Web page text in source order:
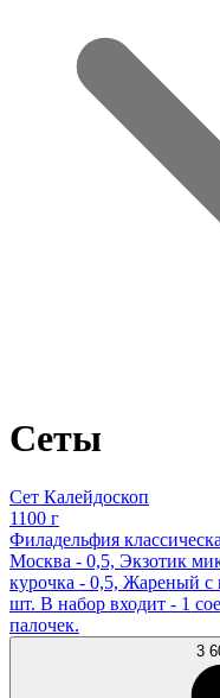
Сеты
Сет Калейдоскоп
1100 г
Филадельфия
Москва - 0,5, Экзотик
курочка - 0,5, Жареный с
шт. В набор входит - 1
палочек.
3